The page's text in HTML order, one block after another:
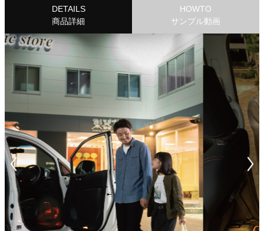
DETAILS
商品詳細
HOWTO
サンプル動画